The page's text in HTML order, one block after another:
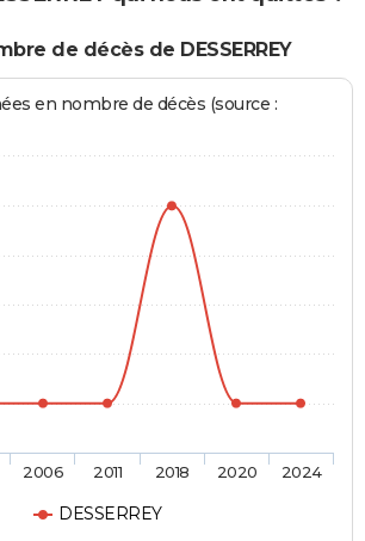
de décès de DESSERREY
en nombre de décès (source :
DESSERREY
2006 2011 2018 2020 2024